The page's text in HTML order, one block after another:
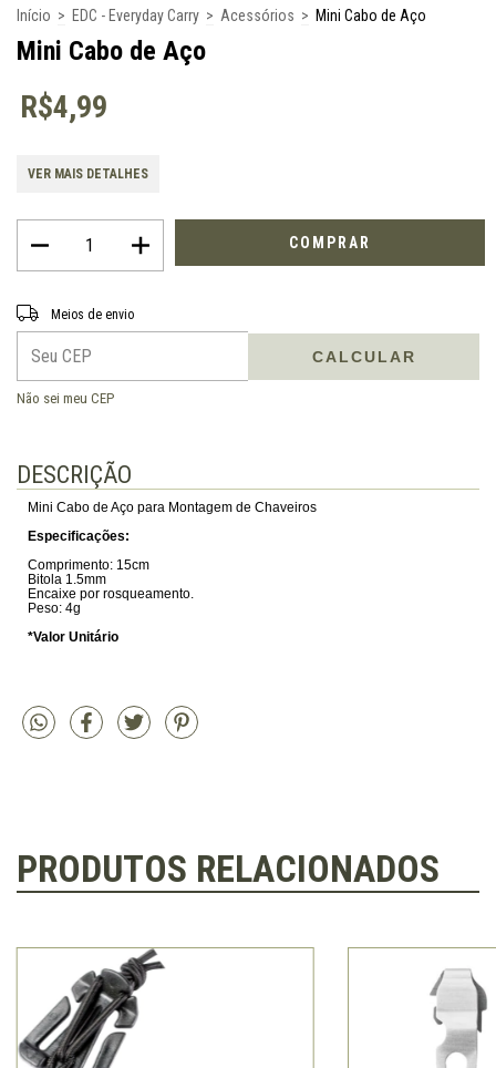
Início > EDC - Everyday Carry > Acessórios > Mini Cabo de Aço
Mini Cabo de Aço
R$4,99
VER MAIS DETALHES
Entregas para o CEP:
Meios de envio
CALCULAR
Não sei meu CEP
DESCRIÇÃO
Mini Cabo de Aço para Montagem de Chaveiros
Especificações:
Comprimento: 15cm
Bitola 1.5mm
Encaixe por rosqueamento.
Peso: 4g
*Valor Unitário
PRODUTOS RELACIONADOS